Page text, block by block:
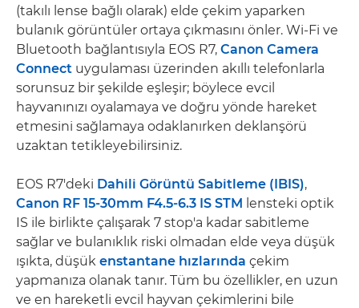
(takılı lense bağlı olarak) elde çekim yaparken
bulanık görüntüler ortaya çıkmasını önler. Wi-Fi ve
Bluetooth bağlantısıyla EOS R7, Canon Camera
Connect uygulaması üzerinden akıllı telefonlarla
sorunsuz bir şekilde eşleşir; böylece evcil
hayvanınızı oyalamaya ve doğru yönde hareket
etmesini sağlamaya odaklanırken deklanşörü
uzaktan tetikleyebilirsiniz.
EOS R7'deki Dahili Görüntü Sabitleme (IBIS),
Canon RF 15-30mm F4.5-6.3 IS STM lensteki optik
IS ile birlikte çalışarak 7 stop'a kadar sabitleme
sağlar ve bulanıklık riski olmadan elde veya düşük
ışıkta, düşük enstantane hızlarında çekim
yapmanıza olanak tanır. Tüm bu özellikler, en uzun
ve en hareketli evcil hayvan çekimlerini bile